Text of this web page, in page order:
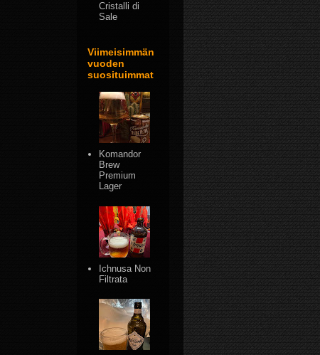
Cristalli di
Sale
Viimeisimmän
vuoden
suosituimmat
Komandor
Brew
Premium
Lager
Ichnusa Non
Filtrata